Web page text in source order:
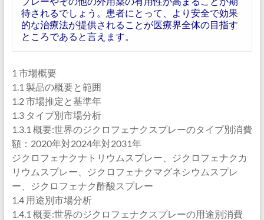
待されるでしょう。患者にとって、より安全で効果
的な治療法が提供されることが医療界全体の目指す
ところであると言えます。
1 市場概要
1.1 製品の概要と範囲
1.2 市場推定と基準年
1.3 タイプ別市場分析
1.3.1 概要:世界のジクロフェナクスプレーのタイプ別消費
額：2020年対2024年対2031年
ジクロフェナクナトリウムスプレー、ジクロフェナクカ
リウムスプレー、ジクロフェナクマグネシウムスプレ
ー、ジクロフェナク酢酸スプレー
1.4 用途別市場分析
1.4.1 概要:世界のジクロフェナクスプレーの用途別消費